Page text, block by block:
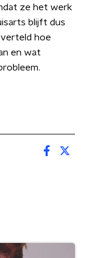
ze het werk
blijft dus
verteld hoe
en wat